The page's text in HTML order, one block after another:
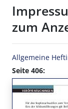
zum
Allgemeine
Seite 406: